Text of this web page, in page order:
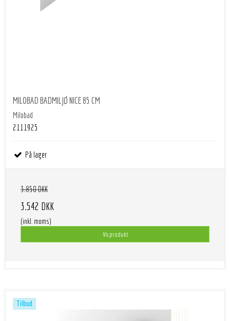
MILOBAD BADMILJØ NICE 85 CM
Milobad
2111925
På lager
3.850 DKK
3.542 DKK
(inkl. moms)
Vis produkt
Tilbud